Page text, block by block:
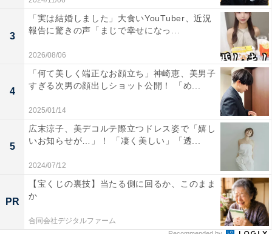
3
「実は結婚しました」大食いYouTuber、近況
報告に驚きの声「まじで幸せになっ...
2026/08/06
4
「何て美しく端正なお顔立ち」神崎恵、美男子
すぎる次男の顔出しショット公開！ 「め...
2025/01/14
5
広末涼子、美デコルテ際立つドレス姿で「嬉し
いお知らせが…」！ 「凄く美しい」「透...
2024/07/12
PR
【宝くじの裏技】当たる側に回るか、このまま
か
合同会社デジタルファーム